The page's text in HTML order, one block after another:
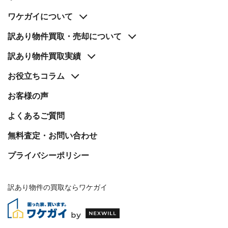
ワケガイについて
訳あり物件買取・売却について
訳あり物件買取実績
お役立ちコラム
お客様の声
よくあるご質問
無料査定・お問い合わせ
プライバシーポリシー
訳あり物件の買取ならワケガイ